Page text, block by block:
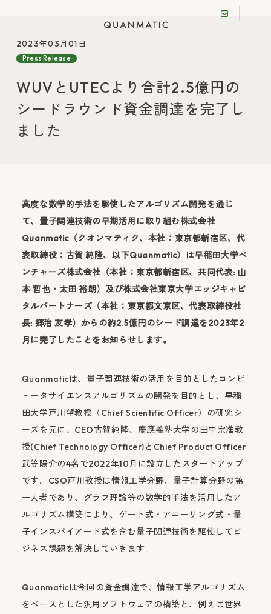
2023年03月01日
Press Release
WUVとUTECより合計2.5億円の
シードラウンド資金調達を完了し
ました
​高度な数学的手法を駆使したアルゴリズム開発を通じ
て、量子関連技術の早期活用に取り組む株式会社
Quanmatic（クオンマティク、本社：東京都新宿区、代
表取締役：古賀 純隆、以下Quanmatic）は早稲田大学ベ
ンチャーズ株式会社（本社：東京都新宿区、共同代表: 山
本 哲也・太田 裕朗）及び株式会社東京大学エッジキャピ
タルパートナーズ（本社：東京都文京区、代表取締役社
長: 郷治 友孝）からの約2.5億円のシード調達を2023年2
月に完了したことをお知らせします。
Quanmaticは、量子関連技術の活用を目的としたコンピ
ュータサイエンスアルゴリズムの開発を目的とし、早稲
田大学戸川望教授（Chief Scientific Officer）の研究シ
ーズを元に、CEO古賀純隆、慶應義塾大学の田中宗准教
授(Chief Technology Officer)とChief Product Officer
武笠陽介の4名で2022年10月に設立したスタートアップ
です。CSO戸川教授は情報工学分野、量子計算分野の第
一人者であり、グラフ理論等の数学的手法を活用したア
ルゴリズム構築により、ゲート式・アニーリング式・量
子インスパイアード式を含む量子関連技術を駆使してビ
ジネス課題を解決していきます。
Quanmaticは今回の資金調達で、情報工学アルゴリズム
をベースとした汎用ソフトウェアの構築と、例えば世界